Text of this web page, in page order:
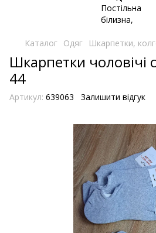
Каталог Одяг Шкарпетки,
Шкарпетки чоловічі
44
Артикул: 639063 Залишити відгук